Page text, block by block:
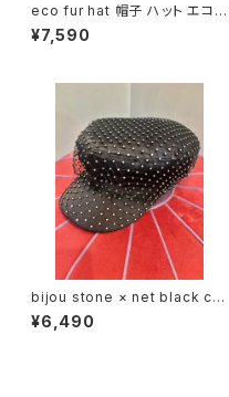
eco fur hat 帽子 ハット エコフ
ァー フェイクファー
¥7,590
bijou stone × net black ca
squette キャスケット 帽子 スト
ーン ネット キラキラ ブラック 黒
¥6,490